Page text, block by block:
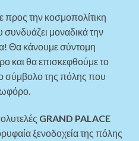
προς την κοσμοπολίτικη
συνδυάζει μοναδικά την
Θα κάνουμε σύντομη
και θα επισκεφθούμε το
σύμβολο της πόλης που
GRAND PALACE
ξενοδοχεία της πόλης